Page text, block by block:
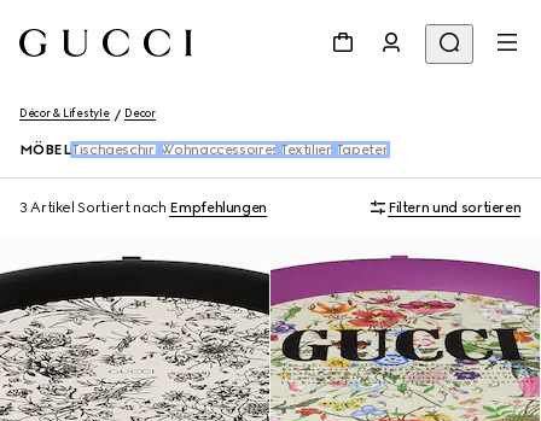
Décor & Lifestyle Decor
MÖBELTischgeschirr Wohnaccessoires Textilien Tapeten
3 Artikel Sortiert nach Empfehlungen Filtern und sortieren